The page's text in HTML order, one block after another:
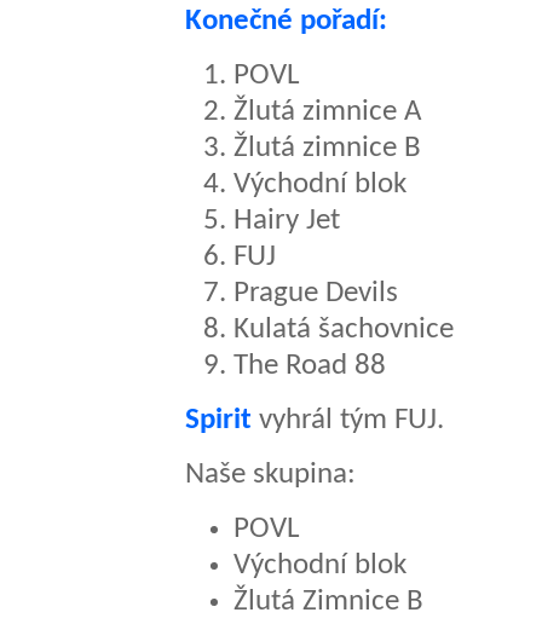
Konečné pořadí:
POVL
Žlutá zimnice A
Žlutá zimnice B
Východní blok
Hairy Jet
FUJ
Prague Devils
Kulatá šachovnice
The Road 88
Spirit vyhrál tým FUJ.
Naše skupina:
POVL
Východní blok
Žlutá Zimnice B